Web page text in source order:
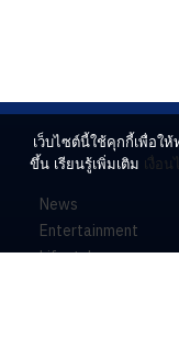
News
Entertainment
Lifestyle
เว็บไซต์นี้ใช้คุกกี้เพื่อใ
ขึ้น เรียนรู้เพิ่มเติม เงื่อ